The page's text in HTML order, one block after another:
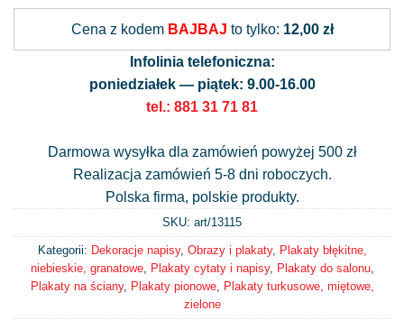
Cena z kodem BAJBAJ to tylko: 12,00 zł
Infolinia telefoniczna:
poniedziałek — piątek: 9.00-16.00
tel.: 881 31 71 81
Darmowa wysyłka dla zamówień powyżej 500 zł
Realizacja zamówień 5-8 dni roboczych.
Polska firma, polskie produkty.
SKU: art/13115
Kategorii: Dekoracje napisy, Obrazy i plakaty, Plakaty błękitne,
niebieskie, granatowe, Plakaty cytaty i napisy, Plakaty do salonu,
Plakaty na ściany, Plakaty pionowe,
Plakaty turkusowe, miętowe,
zielone